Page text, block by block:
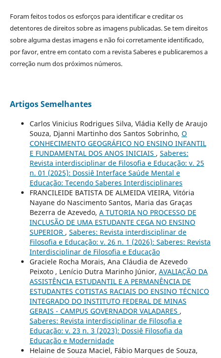
Foram feitos todos os esforços para identificar e creditar os
detentores de direitos sobre as imagens publicadas. Se tem direitos
sobre alguma destas imagens e não foi corretamente identificado,
por favor, entre em contato com a revista Saberes e publicaremos a
correção num dos próximos números.
Artigos Semelhantes
Carlos Vinicius Rodrigues Silva, Vládia Kelly de Araujo
Souza, Djanni Martinho dos Santos Sobrinho, O
CONHECIMENTO GEOGRÁFICO NO ENSINO INFANTIL
E FUNDAMENTAL DOS ANOS INICIAIS , Saberes:
Revista interdisciplinar de Filosofia e Educação: v. 25
n. 01 (2025): Dossiê Interface Saúde Mental e
Educação: Tecendo Saberes Interdisciplinares
FRANCILEIDE BATISTA DE ALMEIDA VIEIRA, Vitória
Nayane do Nascimento Santos, Maria das Graças
Bezerra de Azevedo, A TUTORIA NO PROCESSO DE
INCLUSÃO DE UMA ESTUDANTE CEGA NO ENSINO
SUPERIOR , Saberes: Revista interdisciplinar de
Filosofia e Educação: v. 26 n. 1 (2026): Saberes: Revista
Interdisciplinar de Filosofia e Educação
Graciele Rocha Morais, Ana Cláudia de Azevedo
Peixoto , Lenício Dutra Marinho Júnior, AVALIAÇÃO DA
ASSISTÊNCIA ESTUDANTIL E A PERMANÊNCIA DE
ESTUDANTES COTISTAS RACIAIS DO ENSINO TÉCNICO
INTEGRADO DO INSTITUTO FEDERAL DE MINAS
GERAIS - CAMPUS GOVERNADOR VALADARES ,
Saberes: Revista interdisciplinar de Filosofia e
Educação: v. 23 n. 3 (2023): Dossiê Filosofia da
Educação e Modernidade
Helaine de Souza Maciel, Fábio Marques de Souza,